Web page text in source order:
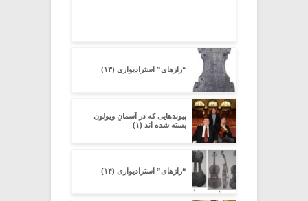
“رازهای” استرادیواری (۱۳)
پیوندهایی که در آسمانِ ویولون
بسته شده اند (۱)
“رازهای” استرادیواری (۱۴)